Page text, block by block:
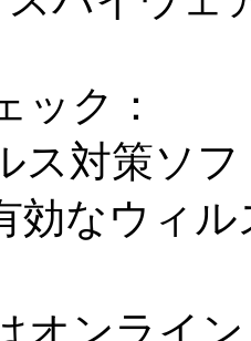
ック：
ス対策ソ
効なウィ
オンライ